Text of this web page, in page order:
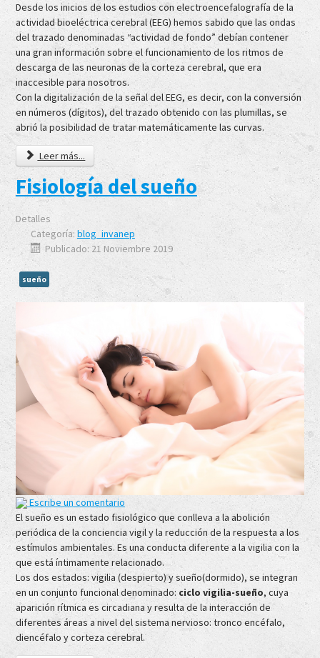
Desde los inicios de los estudios con electroencefalografía de la
actividad bioeléctrica cerebral (EEG) hemos sabido que las ondas
del trazado denominadas “actividad de fondo” debían contener
una gran información sobre el funcionamiento de los ritmos de
descarga de las neuronas de la corteza cerebral, que era
inaccesible para nosotros.
Con la digitalización de la señal del EEG, es decir, con la conversión
en números (dígitos), del trazado obtenido con las plumillas, se
abrió la posibilidad de tratar matemáticamente las curvas.
Leer más...
Fisiología del sueño
Detalles
Categoría: blog_invanep
Publicado: 21 Noviembre 2019
sueño
Escribe un comentario
El sueño es un estado fisiológico que conlleva a la abolición
periódica de la conciencia vigil y la reducción de la respuesta a los
estímulos ambientales. Es una conducta diferente a la vigilia con la
que está íntimamente relacionado.
Los dos estados: vigilia (despierto) y sueño(dormido), se integran
en un conjunto funcional denominado: ciclo vigilia-sueño, cuya
aparición rítmica es circadiana y resulta de la interacción de
diferentes áreas a nivel del sistema nervioso: tronco encéfalo,
diencéfalo y corteza cerebral.